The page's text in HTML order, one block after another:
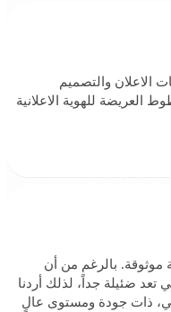
الاعلان والتصميم
للهوية الاعلانية
موثوقة. بالرغم من أن
تعد ضئيلة جداً، لذلك أردنا
ذات جودة ومستوى عالٍ